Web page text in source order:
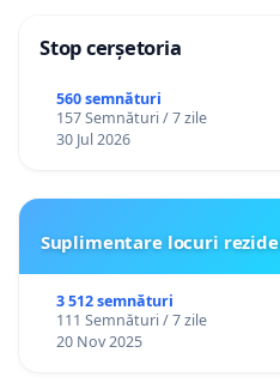
Stop cerșetoria
560 semnături
157 Semnături / 7 zile
30 Jul 2026
Suplimentare locuri
3 512 semnături
111 Semnături / 7 zile
20 Nov 2025